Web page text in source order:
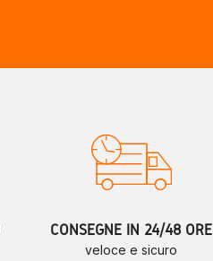
CONSEGNE IN 24/48 ORE
veloce e sicuro